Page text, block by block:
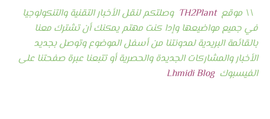
\\ موقع TH2Plant وصلتكم لنقل الأخبار التقنية والتنكولوجيا
في جميع مواضيعها وإدا كنت مهتم يمكنك أن تشترك معنا
بالقائمة البريدية لمدونتنا من أسفل الموضوع وتوصل بجديد
الأخبار والمشاركات الجديدة والحصرية أو تتبعنا عبرة صفحتنا على
الفيسبوك Lhmidi Blog